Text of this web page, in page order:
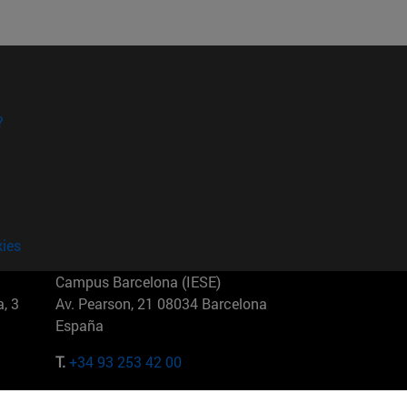
3
Campus Barcelona (IESE)
Av. Pearson, 21 08034 Barcelona
España
T.+34 93 253 42 00